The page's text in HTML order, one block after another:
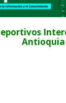
Antioquia